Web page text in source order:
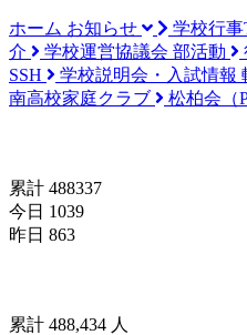
ホーム お知らせ 学校行事
介
学校運営協議会 部活動
SSH
学校説明会・入試情報
南高校家庭クラブ
松柏会（
累計 488337
今日 1039
昨日 863
累計 488,434 人